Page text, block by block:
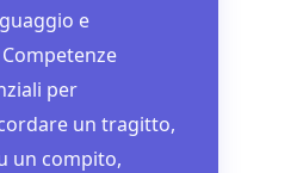
e
per
un tragitto,
un compito,